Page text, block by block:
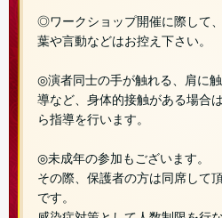
◎ワークショップ開催に際して
葉や言動などはお控え下さい。
◎演者同士の手が触れる、肩に
導など、身体的接触がある場合
ら指導を行います。
◎未成年の参加もございます。
その際、保護者の方は同席して
です。